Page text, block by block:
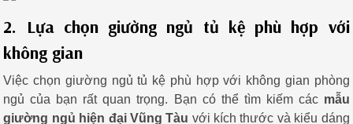
2. Lựa chọn giường ngủ tủ kệ phù hợp với
không gian
Việc chọn giường ngủ tủ kệ phù hợp với không gian phòng
ngủ của bạn rất quan trọng. Bạn có thể tìm kiếm các mẫu
giường ngủ hiện đại Vũng Tàu với kích thước và kiểu dáng